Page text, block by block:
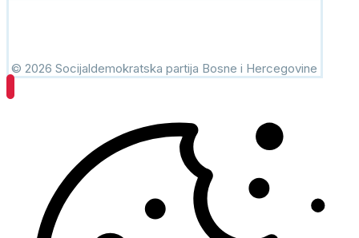
© 2026 Socijaldemokratska partija Bosne i Hercegovine